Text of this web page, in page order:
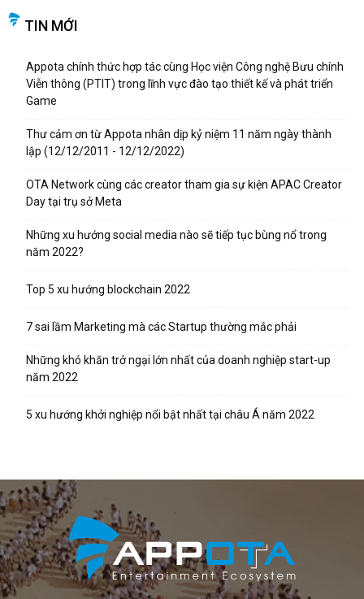
TIN MỚI
Appota chính thức hợp tác cùng Học viện Công nghệ Bưu chính
Viễn thông (PTIT) trong lĩnh vực đào tạo thiết kế và phát triển
Game
Thư cảm ơn từ Appota nhân dịp kỷ niệm 11 năm ngày thành
lập (12/12/2011 - 12/12/2022)
OTA Network cùng các creator tham gia sự kiện APAC Creator
Day tại trụ sở Meta
Những xu hướng social media nào sẽ tiếp tục bùng nổ trong
năm 2022?
Top 5 xu hướng blockchain 2022
7 sai lầm Marketing mà các Startup thường mắc phải
Những khó khăn trở ngại lớn nhất của doanh nghiệp start-up
năm 2022
5 xu hướng khởi nghiệp nổi bật nhất tại châu Á năm 2022